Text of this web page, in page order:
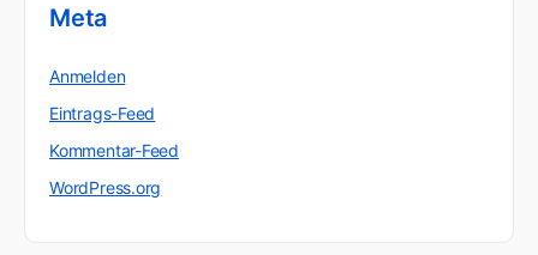
Meta
Anmelden
Eintrags-Feed
Kommentar-Feed
WordPress.org